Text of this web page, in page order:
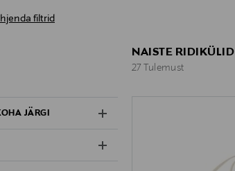
filtrid
JÄRGI
NAISTE RIDIKÜLID
27 Tulemust